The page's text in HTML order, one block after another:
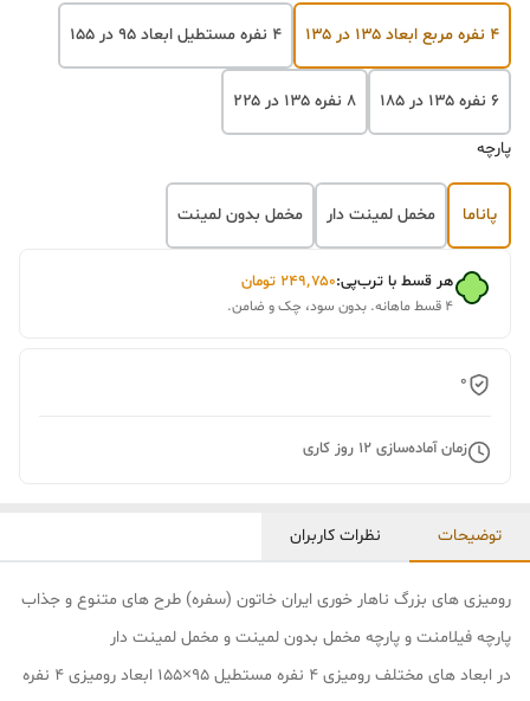
۴ نفره مربع ابعاد ۱۳۵ در ۱۳۵ ۴ نفره مستطیل ابعاد ۹۵ در ۱۵۵
۶ نفره ۱۳۵ در ۱۸۵ ۸ نفره ۱۳۵ در ۲۲۵
پارچه
پاناما مخمل لمینت دار مخمل بدون لمینت
هر قسط با ترب‌پی:۲۴۹٬۷۵۰ تومان
۴ قسط ماهانه. بدون سود، چک و ضامن.
0
زمان آماده‌سازی 12 روز کاری
توضیحات نظرات کاربران
رومیزی های بزرگ ناهار خوری ایران خاتون (سفره) طرح های متنوع و جذاب
پارچه فیلامنت و پارچه مخمل بدون لمینت و مخمل لمینت دار
در ابعاد های مختلف رومیزی ۴ نفره مستطیل ۹۵×۱۵۵ ابعاد رومیزی ۴ نفره